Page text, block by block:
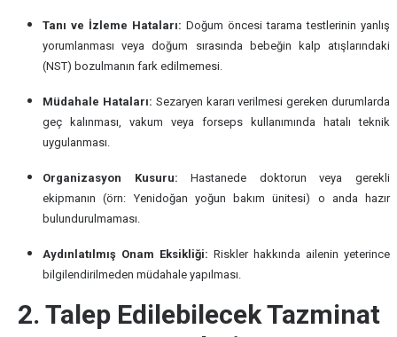
Tanı ve İzleme Hataları: Doğum öncesi tarama testlerinin yanlış
yorumlanması veya doğum sırasında bebeğin kalp atışlarındaki
(NST) bozulmanın fark edilmemesi.
Müdahale Hataları: Sezaryen kararı verilmesi gereken durumlarda
geç kalınması, vakum veya forseps kullanımında hatalı teknik
uygulanması.
Organizasyon Kusuru: Hastanede doktorun veya gerekli
ekipmanın (örn: Yenidoğan yoğun bakım ünitesi) o anda hazır
bulundurulmaması.
Aydınlatılmış Onam Eksikliği: Riskler hakkında ailenin yeterince
bilgilendirilmeden müdahale yapılması.
2. Talep Edilebilecek Tazminat